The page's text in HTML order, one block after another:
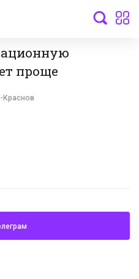
проще
Краснов